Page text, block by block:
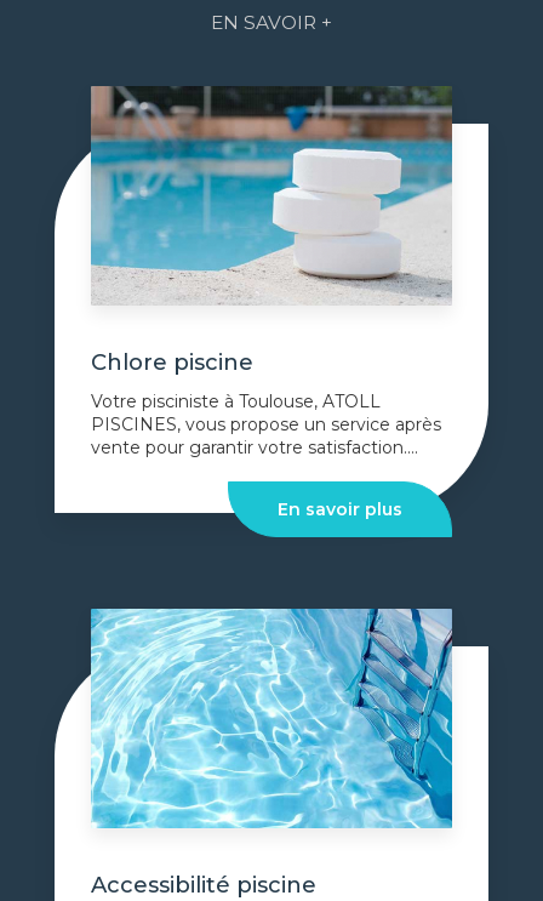
EN SAVOIR +
Chlore piscine
Votre pisciniste à Toulouse, ATOLL
PISCINES, vous propose un service après
vente pour garantir votre satisfaction....
En savoir plus
Accessibilité piscine